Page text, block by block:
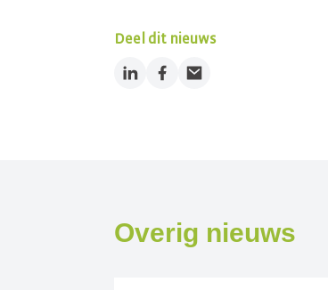
Deel dit nieuws
LinkedInFacebook
Email
Overig nieuws